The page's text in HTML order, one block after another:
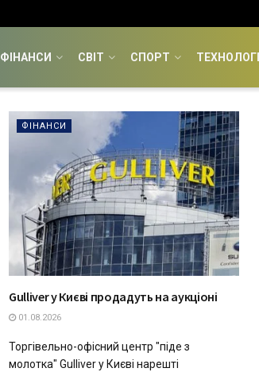
ФІНАНСИ СВІТ СПОРТ ТЕХНОЛОГІЇ
ФІНАНСИ
Gulliver у Києві продадуть на аукціоні
01.08.2026
Торгівельно-офісний центр "піде з
молотка" Gulliver у Києві нарешті